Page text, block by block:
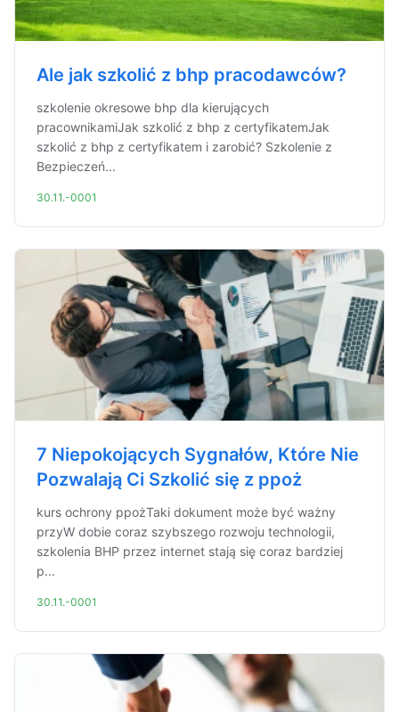
Ale jak szkolić z bhp pracodawców?
szkolenie okresowe bhp dla kierujących
pracownikamiJak szkolić z bhp z certyfikatemJak
szkolić z bhp z certyfikatem i zarobić? Szkolenie z
Bezpieczeń...
30.11.-0001
7 Niepokojących Sygnałów, Które Nie
Pozwalają Ci Szkolić się z ppoż
kurs ochrony ppożTaki dokument może być ważny
przyW dobie coraz szybszego rozwoju technologii,
szkolenia BHP przez internet stają się coraz bardziej
p...
30.11.-0001